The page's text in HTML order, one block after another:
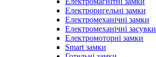
Електроригельні замки
Електромеханічні замки
Електромеханічні засувки
Електромоторні замки
Smart замки